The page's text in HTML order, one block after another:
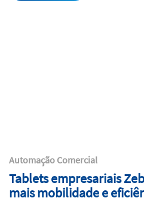
Automação Comercial
Tablets empresariais
mais mobilidade e